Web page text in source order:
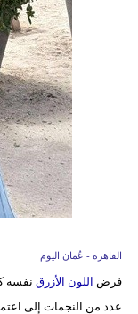
القاهرة - عُمان اليوم
فرض اللون الأزرق
عدد من النجمات إلى